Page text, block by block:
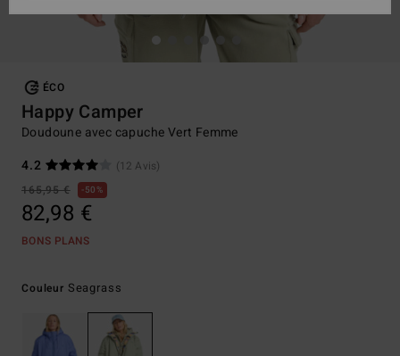
ÉCO
Happy Camper
Doudoune avec capuche Vert Femme
4.2
(12 Avis)
165,95 €
50%
82,98 €
BONS PLANS
Couleur Seagrass